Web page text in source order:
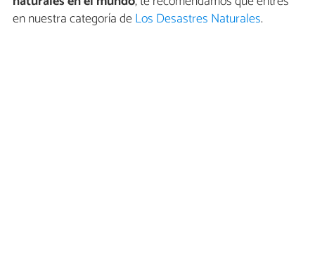
en nuestra categoría deLos Desastres Naturales.